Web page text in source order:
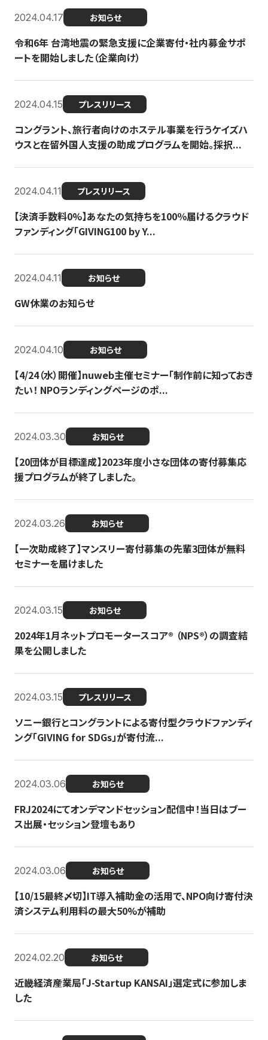
2024.04.17 お知らせ
令和6年 台湾地震の緊急支援に企業寄付・社内募金サポ
ートを開始しました（企業向け）
2024.04.15 プレスリリース
コングラント、旅行者向けのホステル事業を行うケイズハ
ウスと在留外国人支援の助成プログラムを開始。採択...
2024.04.11 プレスリリース
【決済手数料0%】あなたの気持ちを100％届けるクラウド
ファンディング「GIVING100 by Y...
2024.04.11 お知らせ
GW休業のお知らせ
2024.04.10 お知らせ
【4/24（水）開催】nuweb主催セミナー「制作前に知っておき
たい！ NPOランディングページのポ...
2024.03.30 お知らせ
【20団体が目標達成】2023年度小さな団体の寄付募集応
援プログラムが終了しました。
2024.03.26 お知らせ
【一次助成終了】マンスリー寄付募集の先輩3団体が無料
セミナーを届けました
2024.03.15 お知らせ
2024年1月ネットプロモータースコア®︎ （NPS®︎）の調査結
果を公開しました
2024.03.15 プレスリリース
ソニー銀行とコングラントによる寄付型クラウドファンディ
ング「GIVING for SDGs」が寄付流...
2024.03.06 お知らせ
FRJ2024にてオンデマンドセッション配信中！当日はブー
ス出展・セッション登壇もあり
2024.03.06 お知らせ
【10/15最終〆切】IT導入補助金の活用で、NPO向け寄付決
済システム利用料の最大50%が補助
2024.02.20 お知らせ
近畿経済産業局「J-Startup KANSAI」選定式に参加しま
した